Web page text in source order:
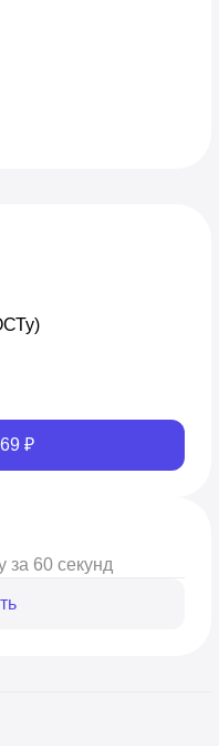
₽
за 60 секунд